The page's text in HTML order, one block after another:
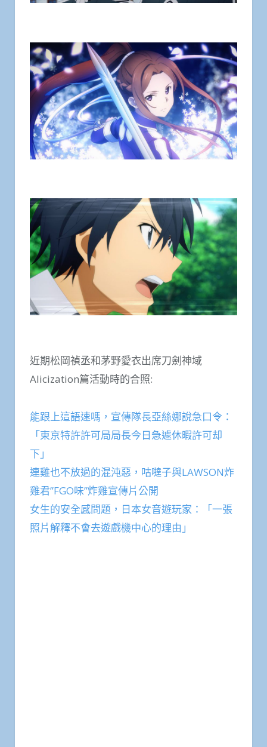
近期松岡禎丞和茅野愛衣出席刀劍神域
Alicization篇活動時的合照:
能跟上這語速嗎，宣傳隊長亞絲娜說急口令：
「東京特許許可局局長今日急遽休暇許可却
下」
連雞也不放過的混沌惡，咕噠子與LAWSON炸
雞君”FGO味”炸雞宣傳片公開
女生的安全感問題，日本女音遊玩家：「一張
照片解釋不會去遊戲機中心的理由」